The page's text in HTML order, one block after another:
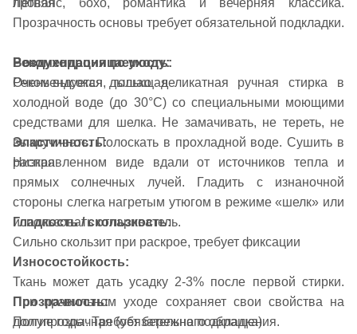
прованс, бохо, романтика и вечерняя классика.
Прозрачность основы требует обязательной подкладки.
Рекомендация по уходу:
Рекомендуется только деликатная ручная стирка в
холодной воде (до 30°C) со специальными моющими
средствами для шелка. Не замачивать, не тереть, не
выкручивать. Полоскать в прохладной воде. Сушить в
расправленном виде вдали от источников тепла и
прямых солнечных лучей. Гладить с изнаночной
стороны слегка нагретым утюгом в режиме «шелк» или
использовать отпариватель.
Износостойкость:
Ткань может дать усадку 2-3% после первой стирки.
При правильном уходе сохраняет свои свойства на
долгие годы. Требует бережного обращения.
Летняя
Воздухопроницаемость:
Очень высокая, дышащая
Эластичность:
Низкая
Гладкость / скользкость:
Сильно скользит при раскрое, требует фиксации
Прозрачность:
Полупрозрачная (обязательна подкладка)